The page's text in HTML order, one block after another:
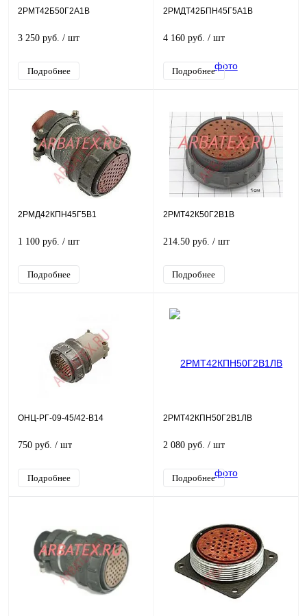
2РМТ42Б50Г2А1В
3 250 руб. / шт
Подробнее
2РМДТ42БПН45Г5А1В
4 160 руб. / шт
Подробнее
2РМД42КПН45Г5В1
1 100 руб. / шт
Подробнее
2РМТ42К50Г2В1В
214.50 руб. / шт
Подробнее
ОНЦ-РГ-09-45/42-В14
750 руб. / шт
Подробнее
2РМТ42КПН50Г2В1ЛВ
2 080 руб. / шт
Подробнее